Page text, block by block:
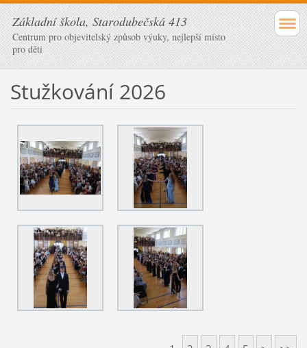
Základní škola, Starodubečská 413
Centrum pro objevitelský způsob výuky, nejlepší místo
pro děti
Stužkování 2026